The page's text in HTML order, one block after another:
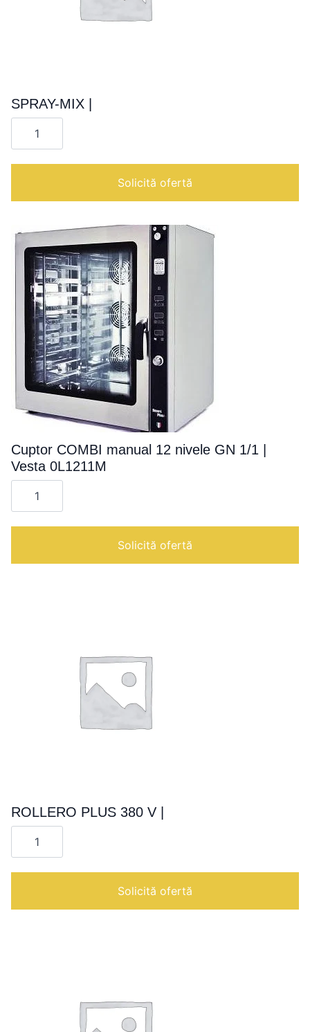
SPRAY-MIX |
Cantitate
SPRAY-
Solicită ofertă
Cuptor COMBI manual 12 nivele GN 1/1 |
Vesta 0L1211M
Cantitate
Cuptor
12
1/1
Solicită ofertă
ROLLERO PLUS 380 V |
Cantitate
ROLLERO
V
Solicită ofertă